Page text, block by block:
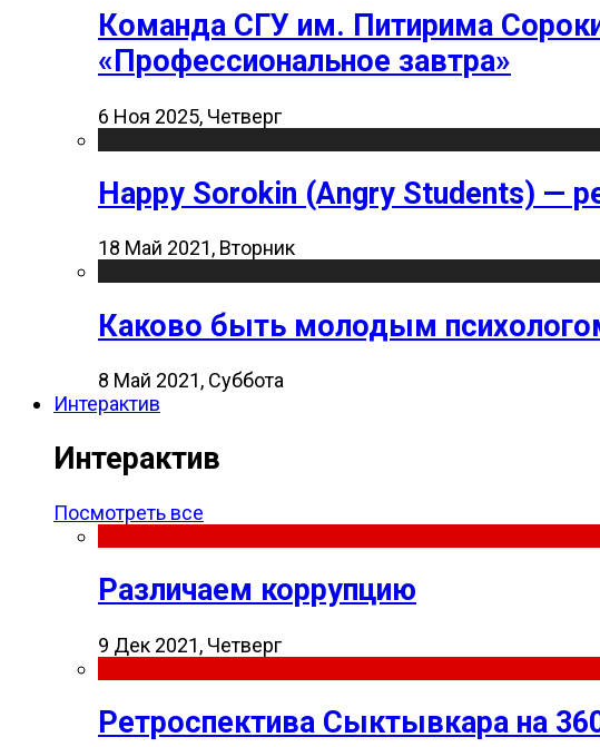
Команда СГУ им. Питирима
«Профессиональное завтра»
6 Ноя 2025, Четверг
Happy Sorokin (Angry Students) —
18 Май 2021, Вторник
Каково быть молодым
8 Май 2021, Суббота
Интерактив
Интерактив
Посмотреть все
Различаем коррупцию
9 Дек 2021, Четверг
Ретроспектива Сыктывкара на